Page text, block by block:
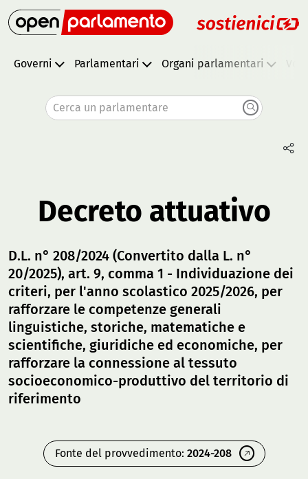
Governi Parlamentari Organi parlamentari
Cerca un parlamentare
Decreto attuativo
D.L. n° 208/2024 (Convertito dalla L. n°
20/2025), art. 9, comma 1 - Individuazione dei
criteri, per l'anno scolastico 2025/2026, per
rafforzare le competenze generali
linguistiche, storiche, matematiche e
scientifiche, giuridiche ed economiche, per
rafforzare la connessione al tessuto
socioeconomico-produttivo del territorio di
riferimento
Fonte del provvedimento: 2024-208